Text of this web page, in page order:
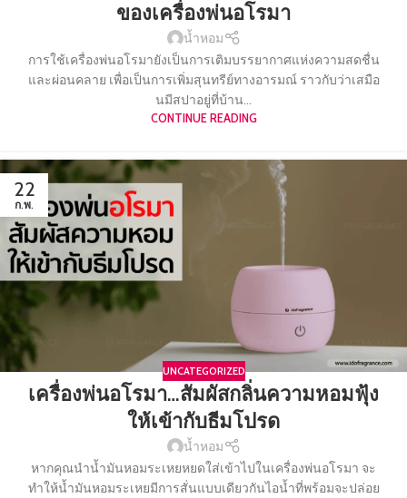
ของเครื่องพ่นอโรมา
น้ำหอม
การใช้เครื่องพ่นอโรมายังเป็นการเติมบรรยากาศแห่งความสดชื่น
และผ่อนคลาย เพื่อเป็นการเพิ่มสุนทรีย์ทางอารมณ์ ราวกับว่าเสมือ
นมีสปาอยู่ที่บ้าน...
CONTINUE READING
22
ก.พ.
UNCATEGORIZED
เครื่องพ่นอโรมา…สัมผัสกลิ่นความหอมฟุ้ง
ให้เข้ากับธีมโปรด
น้ำหอม
หากคุณนำน้ำมันหอมระเหยหยดใส่เข้าไปในเครื่องพ่นอโรมา จะ
ทำให้น้ำมันหอมระเหยมีการสั่นแบบเดียวกันไอน้ำที่พร้อมจะปล่อย